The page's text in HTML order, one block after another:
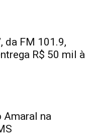
da FM 101.9,
R$ 50 mil à
Amaral na